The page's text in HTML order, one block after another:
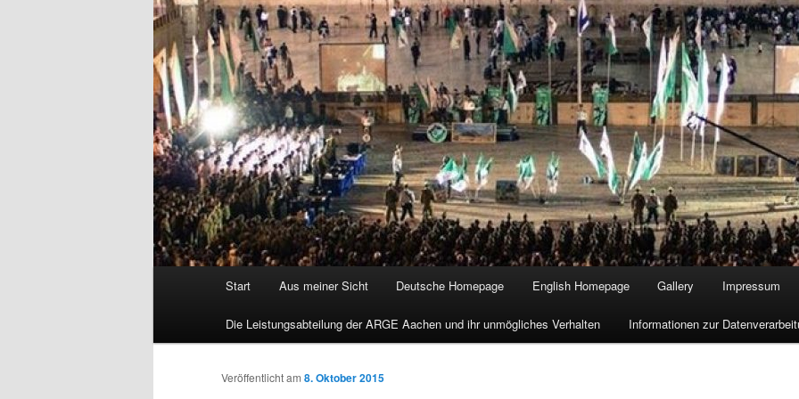
Start Aus meiner Sicht Deutsche Homepage English Homepage Gallery Impressum
Die Leistungsabteilung der ARGE Aachen und ihr unmögliches Verhalten Informationen zur
Veröffentlicht am 8. Oktober 2015